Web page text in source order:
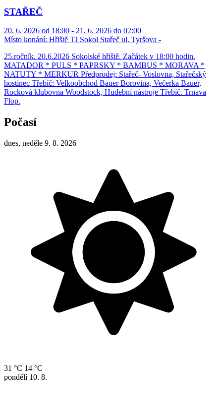
STAŘEČ
20. 6. 2026 od 18:00 - 21. 6. 2026 do 02:00
Místo konání: Hřiště TJ Sokol Stařeč ul. Tyršova -
25.ročník. 20.6.2026 Sokolské hřiště. Začátek v 18:00 hodin.
MATADOR * PULS * PAPRSKY * BAMBUS * MORAVA *
NATUTY * MERKUR Předprodej: Stařeč- Voslovna, Stařečský
hostinec Třebíč: Velkoobchod Bauer Borovina, Večerka Bauer,
Rocková klubovna Woodstock, Hudební nástroje Třebíč. Trnava
Flop.
Počasí
dnes, neděle 9. 8. 2026
31 °C 14 °C
pondělí 10. 8.